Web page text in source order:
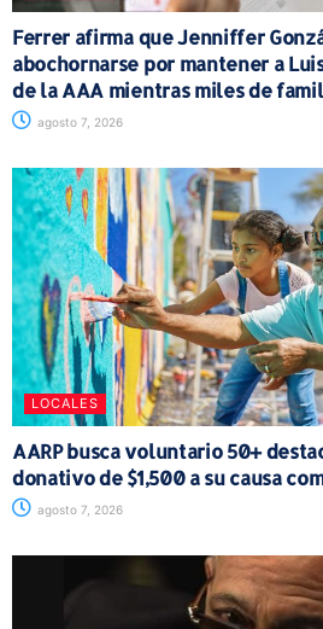
Ferrer afirma que Jenniffer
abochornarse por mantener a
de la AAA mientras miles de
agosto 7, 2026
LOCALES
AARP busca voluntario 50+
donativo de $1,500 a su causa
agosto 7, 2026